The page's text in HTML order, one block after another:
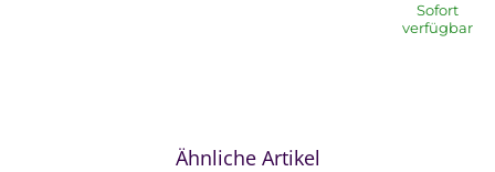
Sofort
verfügbar
Ähnliche Artikel